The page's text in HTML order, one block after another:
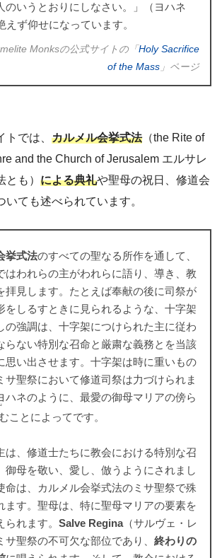
のいうとおりにしなさい。」（ヨハネ
えず仰せになっています。
Monksの公式サイトの「 Holy Sacrifice
of the Mass 」ページ
では、 カルメル会挙式法（the Rite of
and the Church of Jerusalem エルサレ
とも） による典礼や聖母の祝日、修道会
いても述べられています。
挙式法のすべての聖なる所作を通して、
はわれらの主がわれらに語り、導き、教
拝見します。たとえば奉献の後に司祭が
をしるすときに見られるような、十字架
の強調は、十字架につけられた主に従わ
らない特別な召命と厳粛な義務とを当該
思い出させます。十字架は時に重いもの
サ聖祭において修道司祭は力づけられま
ハネのように、最愛の御母マリアの傍ら
ことによってです。
は、修道士たちに教会における特別な召
御母を敬い、愛し、倣うようにされまし
命は、カルメル会挙式法のミサ聖祭で殊
ます。聖母は、特に聖母マリアの要素を
れます。 Salve Regina（サルヴェ・レ
サ聖祭の不可欠な部位であり、 終わりの